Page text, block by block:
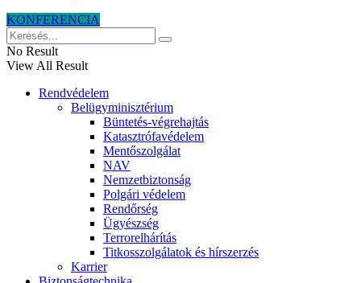
KONFERENCIA
No Result
View All Result
Rendvédelem
Belügyminisztérium
Büntetés-végrehajtás
Katasztrófavédelem
Mentőszolgálat
NAV
Nemzetbiztonság
Polgári védelem
Rendőrség
Ügyészség
Terrorelhárítás
Titkosszolgálatok és hírszerzés
Karrier